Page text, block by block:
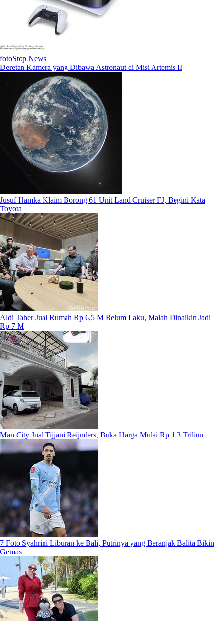
fotoStop News
Deretan Kamera yang Dibawa Astronaut di Misi Artemis II
Jusuf Hamka Klaim Borong 61 Unit Land Cruiser FJ, Begini Kata
Toyota
Aldi Taher Jual Rumah Rp 6,5 M Belum Laku, Malah Dinaikin Jadi
Rp 7 M
Man City Jual Tijjani Reijnders, Buka Harga Mulai Rp 1,3 Triliun
7 Foto Syahrini Liburan ke Bali, Putrinya yang Beranjak Balita Bikin
Gemas